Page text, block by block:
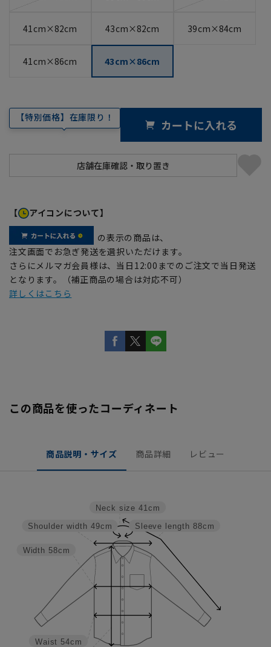
41cm×82cm 43cm×82cm 39cm×84cm
41cm×86cm 43cm×86cm
【特別価格】在庫限り！ カートに入れる
【 アイコンについて】
の表示の商品は、
注文画面でお急ぎ発送を選択いただけます。
さらにメルマガ会員様は、当日12:00までのご注文で当日発送
となります。（補正商品の場合は対応不可）
詳しくはこちら
この商品を使ったコーディネート
商品説明・サイズ 商品詳細 レビュー
Sleeve length 88cm
Neck size 41cm
Waist 54cm
Width 58cm
Shoulder width 49cm